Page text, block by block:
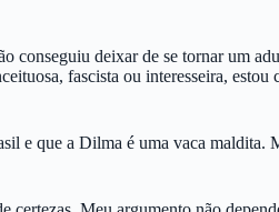
deixar de se tornar um
fascista ou interesseira, estou
e que a Dilma é uma vaca maldita.